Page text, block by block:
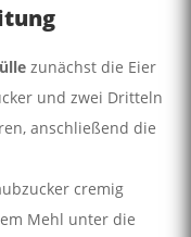
zunächst die Eier
und zwei Dritteln
anschließend die
cremig
Mehl unter die